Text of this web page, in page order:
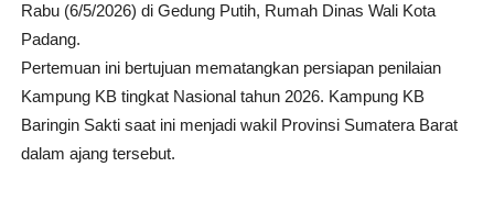
Rabu (6/5/2026) di Gedung Putih, Rumah Dinas Wali Kota
Padang.
Pertemuan ini bertujuan mematangkan persiapan penilaian
Kampung KB tingkat Nasional tahun 2026. Kampung KB
Baringin Sakti saat ini menjadi wakil Provinsi Sumatera Barat
dalam ajang tersebut.